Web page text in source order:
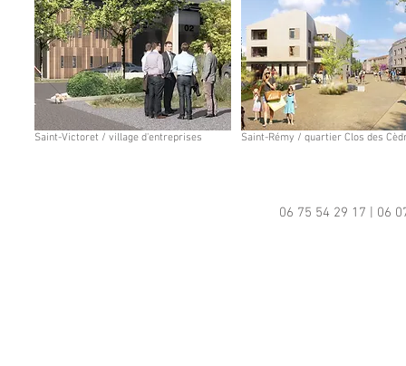
Saint-Victoret / village d'entreprises Saint-Rémy / quartier Clos des
06 75 54 29 17 | 06